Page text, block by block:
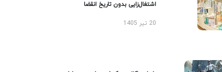
اشتغال‌زایی بدون تاریخ انقضا
20 تیر 1405